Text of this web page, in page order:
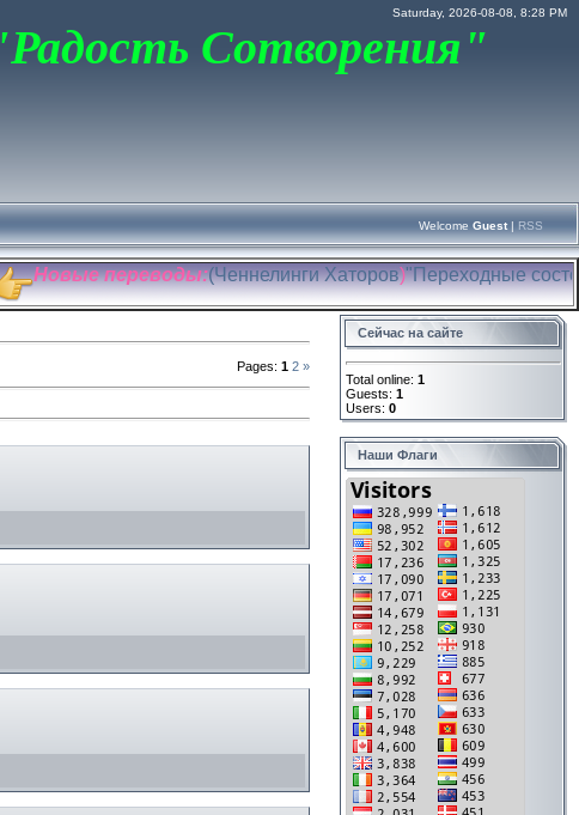
Saturday, 2026-08-08, 8:28 PM
Сотворения"
Welcome Guest | RSS
переводы:(Ченнелинги Хаторов)"Переходные
Pages: 1 2 »
Сейчас на сайте
Total online: 1
Guests: 1
Users: 0
Наши Флаги